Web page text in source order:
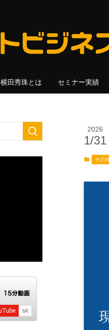
横田秀珠とは セミナー実績
2026
1/31
その